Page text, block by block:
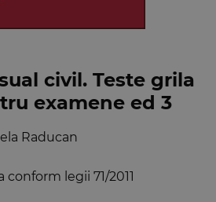
civil. Teste grila
examene ed 3
legii 71/2011
Raducan